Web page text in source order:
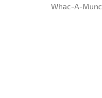
Whac-A-